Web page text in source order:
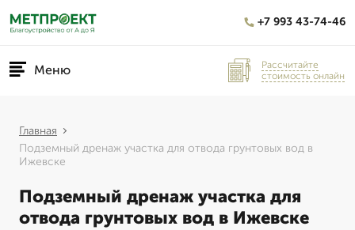
+7 993 43-74-46
Меню
Рассчитайте
стоимость онлайн
Главная
Подземный дренаж участка для отвода грунтовых вод в
Ижевске
Подземный дренаж участка для
отвода грунтовых вод в Ижевске